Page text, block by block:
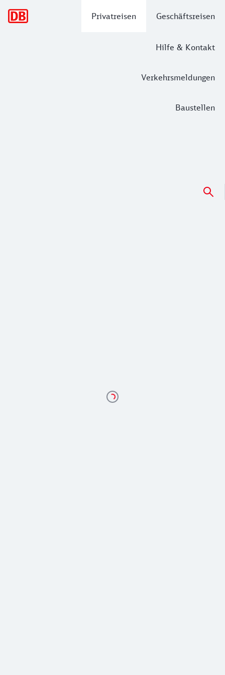
Privatreisen Geschäftsreisen
Hilfe & Kontakt
Verkehrsmeldungen
Baustellen